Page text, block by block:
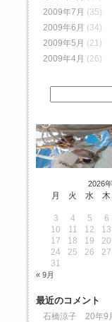
2009年7月 (35)
2009年6月 (34)
2009年5月 (21)
2009年4月 (26)
2026
月 火 水 木
3
4 5 6
10
11 12 13
17
18 19 20
24
25 26 27
31
« 9月
最近のコメント
石橋涼子 20年9